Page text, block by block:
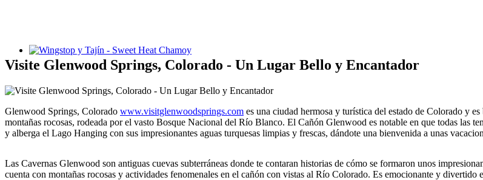
Wingstop y Tajín - Sweet Heat Chamoy
Visite Glenwood Springs, Colorado - Un Lugar Bello y Encantador
Glenwood Springs, Colorado www.visitglenwoodsprings.com es una ciudad hermosa y turística del estado de Colorado y
montañas rocosas, rodeada por el vasto Bosque Nacional del Río Blanco. El Cañón Glenwood es notable en que todas las
y alberga el Lago Hanging con sus impresionantes aguas turquesas limpias y frescas, dándote una bienvenida a unas
Las Cavernas Glenwood son antiguas cuevas subterráneas donde te contaran historias de cómo se formaron unos
cuenta con montañas rocosas y actividades fenomenales en el cañón con vistas al Río Colorado. Es emocionante y